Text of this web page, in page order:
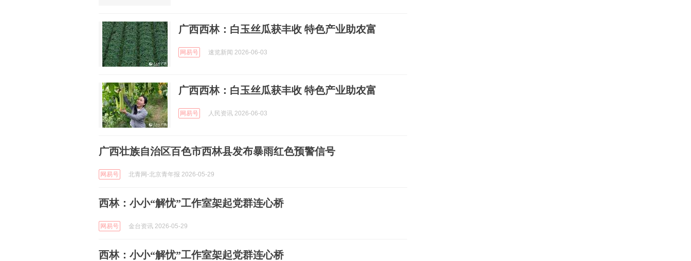
广西西林：白玉丝瓜获丰收 特色产业助农富
网易号 速览新闻 2026-06-03
广西西林：白玉丝瓜获丰收 特色产业助农富
网易号 人民资讯 2026-06-03
广西壮族自治区百色市西林县发布暴雨红色预警信号
网易号 北青网-北京青年报 2026-05-29
西林：小小“解忧”工作室架起党群连心桥
网易号 金台资讯 2026-05-29
西林：小小“解忧”工作室架起党群连心桥